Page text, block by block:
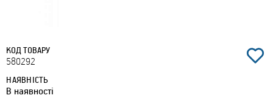
КОД ТОВАРУ
580292
НАЯВНІСТЬ
В наявності